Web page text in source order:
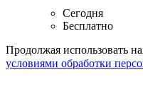
Сегодня
Бесплатно
Продолжая использовать
условиями обработки